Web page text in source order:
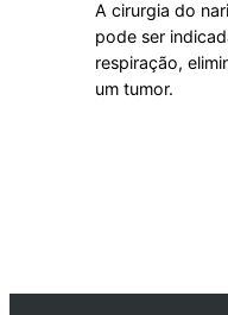
A cirurgia do
pode ser
respiração,
um tumor.